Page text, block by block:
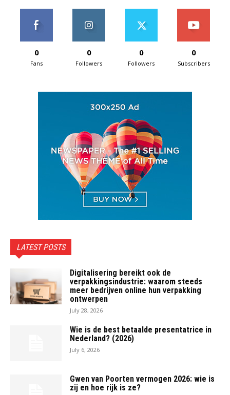
0
Fans
0
Followers
0
Followers
0
Subscribers
LATEST POSTS
Digitalisering bereikt ook de
verpakkingsindustrie: waarom steeds
meer bedrijven online hun verpakking
ontwerpen
July 28, 2026
Wie is de best betaalde presentatrice in
Nederland? (2026)
July 6, 2026
Gwen van Poorten vermogen 2026: wie is
zij en hoe rijk is ze?